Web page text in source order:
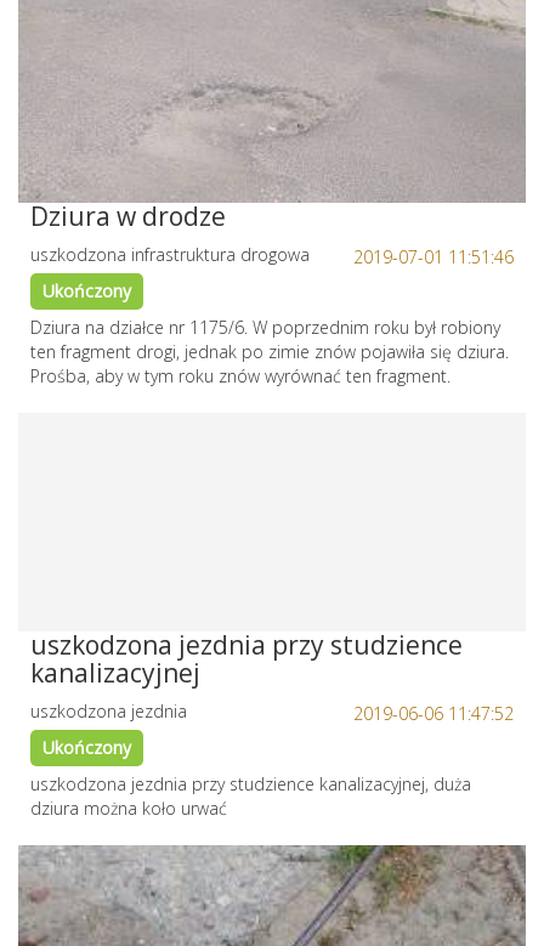
Dziura w drodze
2019-07-01 11:51:46
uszkodzona infrastruktura drogowa
Ukończony
Dziura na działce nr 1175/6. W poprzednim roku był robiony
ten fragment drogi, jednak po zimie znów pojawiła się dziura.
Prośba, aby w tym roku znów wyrównać ten fragment.
uszkodzona jezdnia przy studzience
kanalizacyjnej
2019-06-06 11:47:52
uszkodzona jezdnia
Ukończony
uszkodzona jezdnia przy studzience kanalizacyjnej, duża
dziura można koło urwać